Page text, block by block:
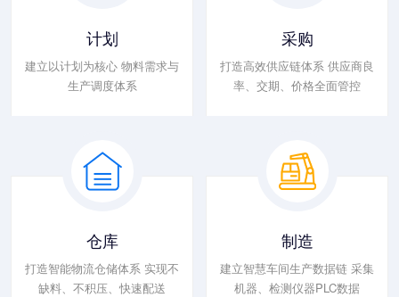
计划
建立以计划为核心 物料需求与
生产调度体系
采购
打造高效供应链体系 供应商良
率、交期、价格全面管控
仓库
打造智能物流仓储体系 实现不
缺料、不积压、快速配送
制造
建立智慧车间生产数据链 采集
机器、检测仪器PLC数据